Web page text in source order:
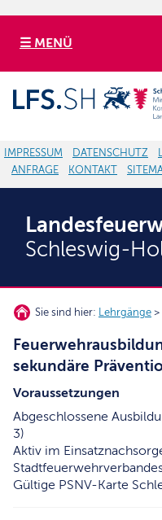
☰ MENÜ
IMPRESSUM DATENSCHUTZ
ANFRAGE
KONTAKT
Schleswig-
Sie sind hier: Lehrgänge >
sekundäre
Voraussetzungen
Abgeschlossene
3)
Aktiv im
Gültige PSNV-Karte